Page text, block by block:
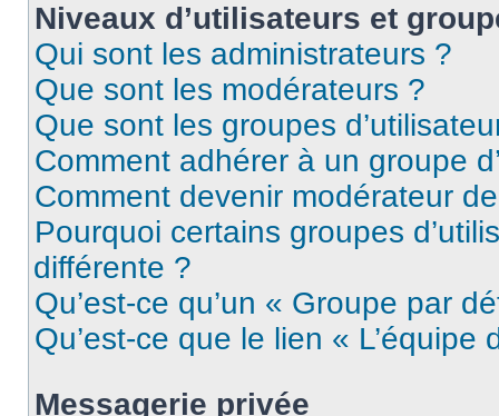
Niveaux d’utilisateurs et
Qui sont les administrateurs ?
Que sont les modérateurs ?
Que sont les groupes
Comment adhérer à un groupe
Comment devenir modérateur
Pourquoi certains groupes
différente ?
Qu’est-ce qu’un « Groupe par
Qu’est-ce que le lien « L’équipe
Messagerie privée